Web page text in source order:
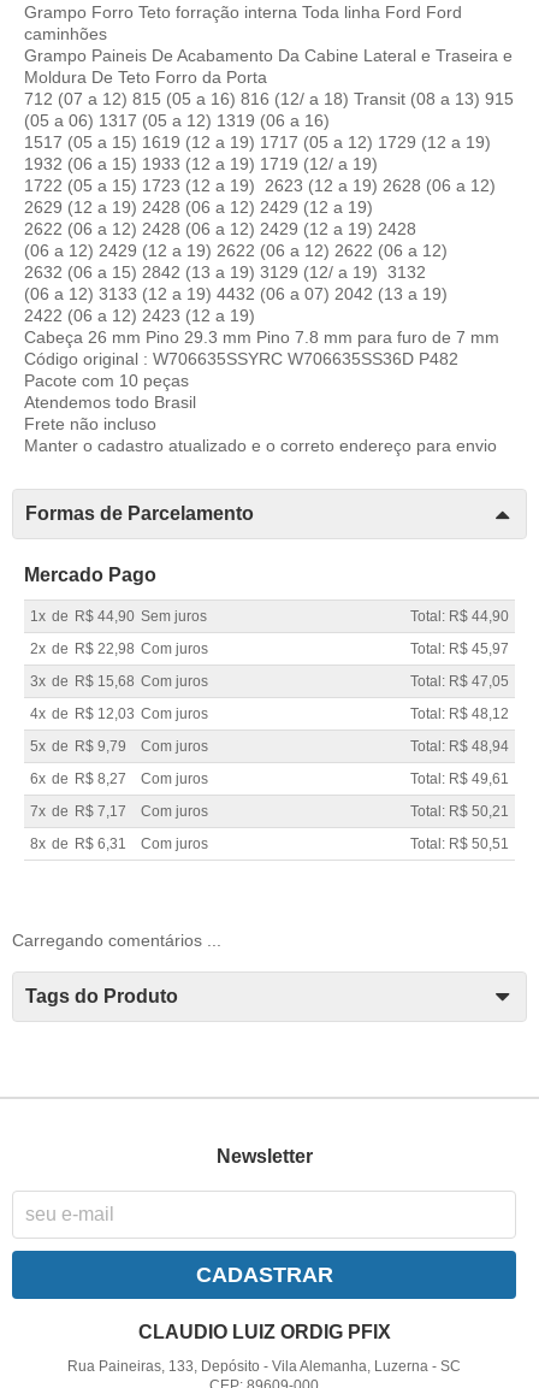
Grampo Forro Teto forração interna Toda linha Ford Ford
caminhões
Grampo Paineis De Acabamento Da Cabine Lateral e Traseira e
Moldura De Teto Forro da Porta
712 (07 a 12) 815 (05 a 16) 816 (12/ a 18) Transit (08 a 13) 915
(05 a 06) 1317 (05 a 12) 1319 (06 a 16)
1517 (05 a 15) 1619 (12 a 19) 1717 (05 a 12) 1729 (12 a 19)
1932 (06 a 15) 1933 (12 a 19) 1719 (12/ a 19)
1722 (05 a 15) 1723 (12 a 19) 2623 (12 a 19) 2628 (06 a 12)
2629 (12 a 19) 2428 (06 a 12) 2429 (12 a 19)
2622 (06 a 12) 2428 (06 a 12) 2429 (12 a 19) 2428
(06 a 12) 2429 (12 a 19) 2622 (06 a 12) 2622 (06 a 12)
2632 (06 a 15) 2842 (13 a 19) 3129 (12/ a 19) 3132
(06 a 12) 3133 (12 a 19) 4432 (06 a 07) 2042 (13 a 19)
2422 (06 a 12) 2423 (12 a 19)
Cabeça 26 mm Pino 29.3 mm Pino 7.8 mm para furo de 7 mm
Código original : W706635SSYRC W706635SS36D P482
Pacote com 10 peças
Atendemos todo Brasil
Frete não incluso
Manter o cadastro atualizado e o correto endereço para envio
Formas de Parcelamento
Mercado Pago
1x de R$ 44,90 Sem juros
Total: R$ 44,90
2x de R$ 22,98 Com juros
Total: R$ 45,97
3x de R$ 15,68 Com juros
Total: R$ 47,05
4x de R$ 12,03 Com juros
Total: R$ 48,12
5x de R$ 9,79 Com juros
Total: R$ 48,94
6x de R$ 8,27 Com juros
Total: R$ 49,61
7x de R$ 7,17 Com juros
Total: R$ 50,21
8x de R$ 6,31 Com juros Total: R$ 50,51
Carregando comentários ...
Tags do Produto
Newsletter
CADASTRAR
CLAUDIO LUIZ ORDIG PFIX
Rua Paineiras, 133, Depósito -Vila Alemanha, Luzerna -SC